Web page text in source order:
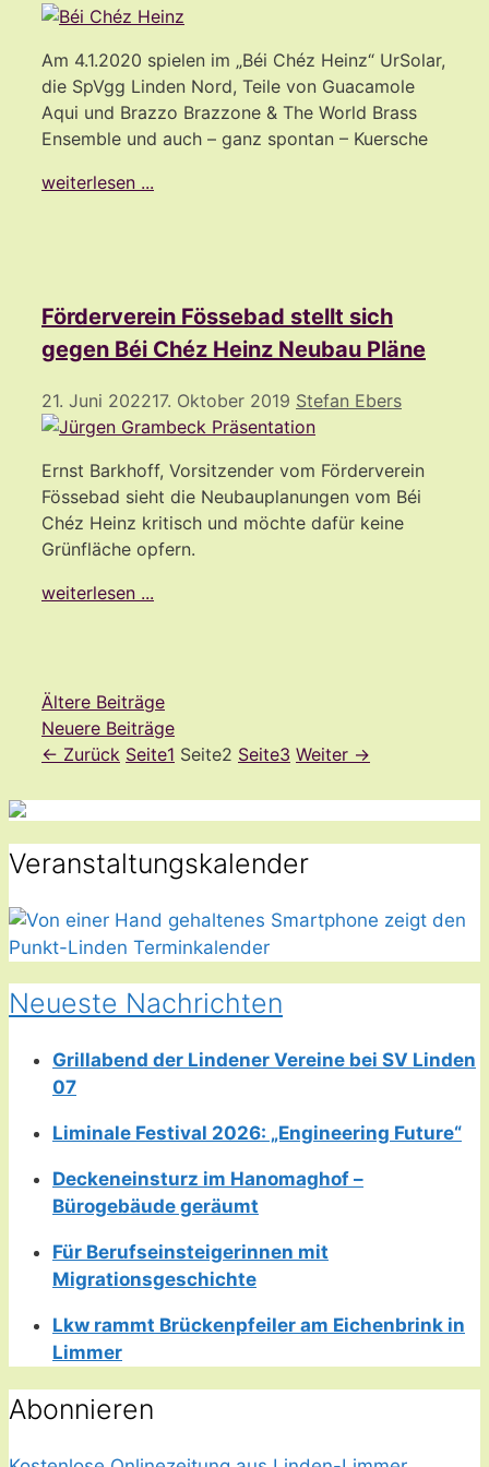
Am 4.1.2020 spielen im „Béi Chéz Heinz“ UrSolar,
die SpVgg Linden Nord, Teile von Guacamole
Aqui und Brazzo Brazzone & The World Brass
Ensemble und auch – ganz spontan – Kuersche
weiterlesen ...
Förderverein Fössebad stellt sich
gegen Béi Chéz Heinz Neubau Pläne
21. Juni 202217. Oktober 2019 Stefan Ebers
Ernst Barkhoff, Vorsitzender vom Förderverein
Fössebad sieht die Neubauplanungen vom Béi
Chéz Heinz kritisch und möchte dafür keine
Grünfläche opfern.
weiterlesen ...
Ältere Beiträge
Neuere Beiträge
← Zurück Seite1 Seite2 Seite3 Weiter →
Veranstaltungskalender
Neueste Nachrichten
Grillabend der Lindener Vereine bei SV Linden
07
Liminale Festival 2026: „Engineering Future“
Deckeneinsturz im Hanomaghof –
Bürogebäude geräumt
Für Berufseinsteigerinnen mit
Migrationsgeschichte
Lkw rammt Brückenpfeiler am Eichenbrink in
Limmer
Abonnieren